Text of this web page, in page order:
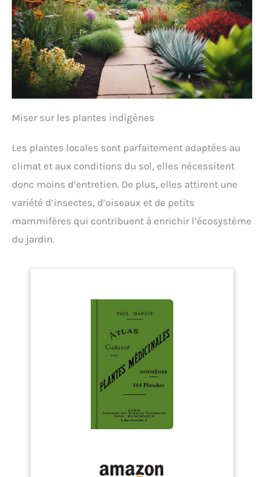
Miser sur les plantes indigènes
Les plantes locales sont parfaitement adaptées au
climat et aux conditions du sol, elles nécessitent
donc moins d’entretien. De plus, elles attirent une
variété d’insectes, d’oiseaux et de petits
mammifères qui contribuent à enrichir l’écosystème
du jardin.